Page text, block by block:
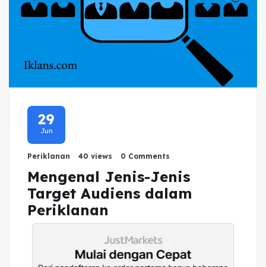
29
Jun
Periklanan 40 views 0 Comments
Mengenal Jenis-Jenis
Target Audiens dalam
Periklanan